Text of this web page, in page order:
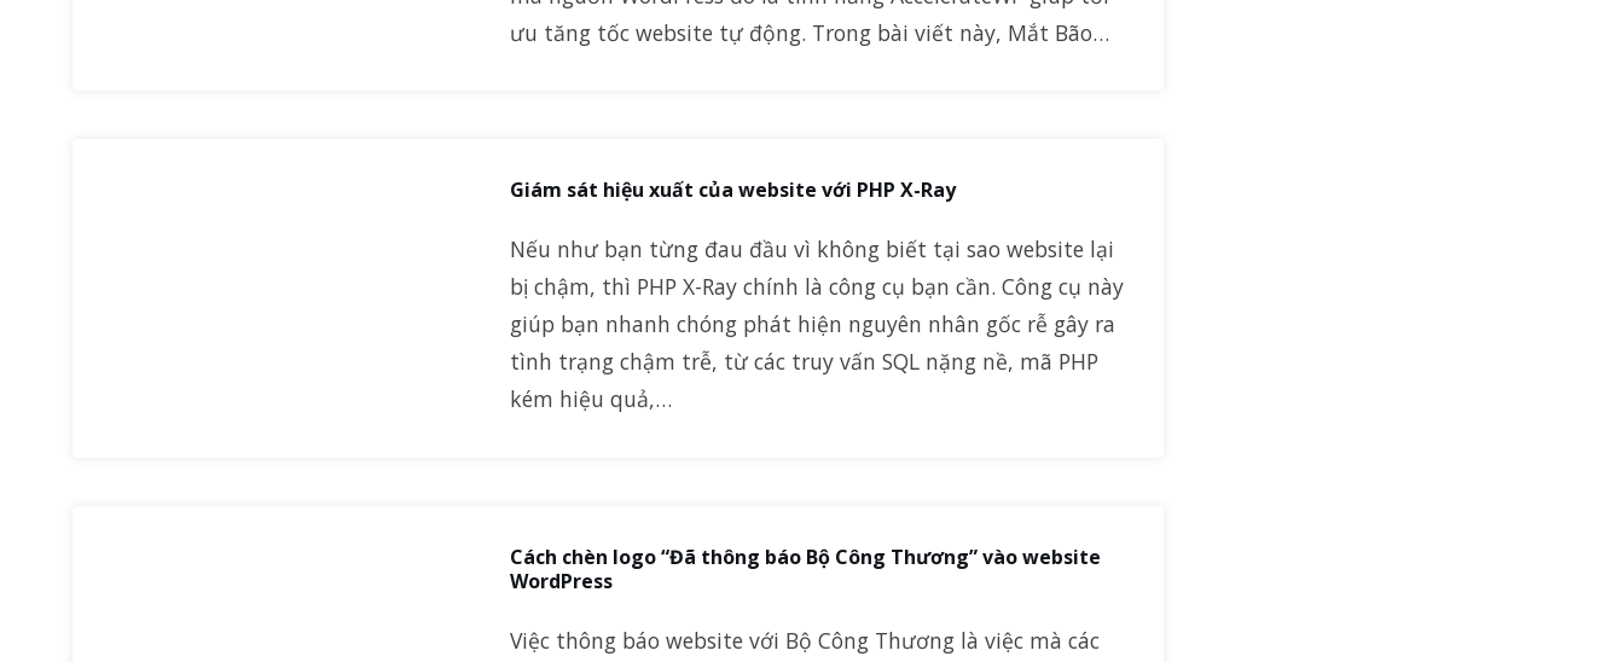
ưu tăng tốc website tự động. Trong bài viết này, Mắt Bão…
Giám sát hiệu xuất của website với PHP X-Ray
Nếu như bạn từng đau đầu vì không biết tại sao website lại
bị chậm, thì PHP X-Ray chính là công cụ bạn cần. Công cụ này
giúp bạn nhanh chóng phát hiện nguyên nhân gốc rễ gây ra
tình trạng chậm trễ, từ các truy vấn SQL nặng nề, mã PHP
kém hiệu quả,…
Cách chèn logo “Đã thông báo Bộ Công Thương” vào website
WordPress
Việc thông báo website với Bộ Công Thương là việc mà các